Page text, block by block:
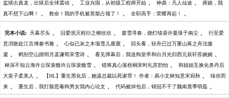
监狱出真龙，出狱后全球震动 、 工业兴国，从初级工程师开始 、 神鼎：凡人仙途 、 师娘，我
真不想下山啊！ 、 救命！我的手机被英桀占领了！ 、 全职高手：荣耀再起！ 、
完本小说: 天幕尽头 、 旧爱泯灭程衍之柳欣欣 、 拨雪寻春，烧灯续昼许曼珠于南尘 、 行至爱
意消散处江言傅秦书雅 、 心似已灰之木项雪儿鹿鹿 、 回头看，轻舟已过万重山蒋之舟沈傲
凝 、 鹤别空山踏明月孟谦荀宋雪诗 、 看见弹幕后，我送狗皇帝和白月光归西元辰轩苏婉婉 、
林深不知云海许云琛裴馥许云琛裴馥雪 、 错将真心落梧桐宋时礼苏韵怡 、 和姐姐互换化兽丹后
大皇子柔美人 、 【HL】重生黑化后，她逼总裁以死谢罪！ 作者：易小文林知意宋宛秋 、 味你而
来 、 重生后，我打脸恶毒狗男女我内心论文 、 代码被掉包后，销冠不干了魏南晨季明磊 、